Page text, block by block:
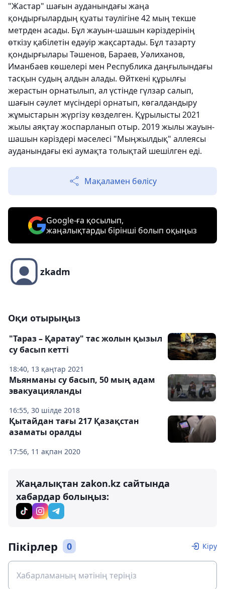
"Жастар" шағын ауданындағы жаңа
қондырғылардың қуаты тәулігіне 42 мың текше
метрден асады. Бұл жауын-шашын кәріздерінің
өткізу қабілетін едәуір жақсартады. Бұл тазарту
қондырғылары Тәшенов, Бараев, Уәлиханов,
Иманбаев көшелері мен Республика даңғылындағы
тасқын судың алдын алады. Өйткені құрылғы
жерастын орнатылып, ал үстінде гүлзар салып,
шағын сәулет мүсіндері орнатып, көгалдандыру
жұмыстарын жүргізу көзделген. Құрылысты 2021
жылы аяқтау жоспарланып отыр. 2019 жылы жауын-
шашын кәріздері мәселесі "Мыңжылдық" аллеясы
ауданындағы екі аумақта толықтай шешілген еді.
Мақаламен бөлісу
Google-ға қосылып,
жаңалықтарды бірінші болып оқыңыз
zkadm
Оқи отырыңыз
18:40, 13 қаңтар 2021
"Тараз – Қаратау" тас жолын қызыл
су басып кетті
16:55, 30 шілде 2018
Мьянманы су басып, 50 мың адам
эвакуацияланды
17:56, 11 ақпан 2020
Қытайдан тағы 217 Қазақстан
азаматы оралды
Жаңалықтан zakon.kz сайтында
хабардар болыңыз:
Пікірлер 0 Кіру